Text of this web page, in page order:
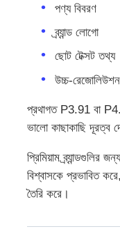
পণ্য বিবরণ
ব্র্যান্ড লোগো
ছোট টেক্সট তথ্য
উচ্চ-
প্রথাগত P3.91 বা
ভালো কাছাকাছি দূরত্ব
প্রিমিয়াম ব্র্যান্ডগুলির
বিশ্বাসকে প্রভাবিত
তৈরি করে।